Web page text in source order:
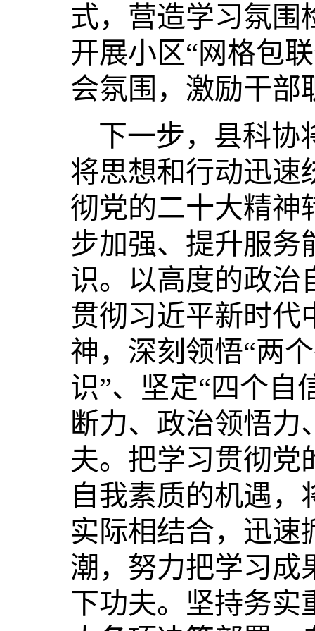
式，营造学习氛围
开展小区“网格包
会氛围，激励干部
下一步，县科协
将思想和行动迅速
彻党的二十大精神
步加强、提升服务
识。以高度的政治
贯彻习近平新时代
神，深刻领悟“两
识”、坚定“四个自
断力、政治领悟
夫。把学习贯彻党
自我素质的机遇
实际相结合，迅速
潮，努力把学习成
下功夫。坚持务实